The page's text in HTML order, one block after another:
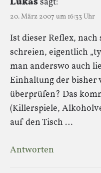
20. März 2007 um 16:33 Uhr
Ist dieser Reflex,
schreien, eigentlich
man anderswo auch
Einhaltung der bisher
überprüfen? Das
(Killerspiele,
auf den Tisch …
Antworten